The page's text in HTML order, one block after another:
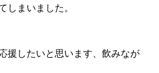
しまいました。
援したいと思います、飲みなが